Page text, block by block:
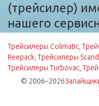
(трейсилер)
нашего
Трейсилеры Colimatic
Reepack Трейсилеры
Трейсилеры Turbovac
© 2006–2026